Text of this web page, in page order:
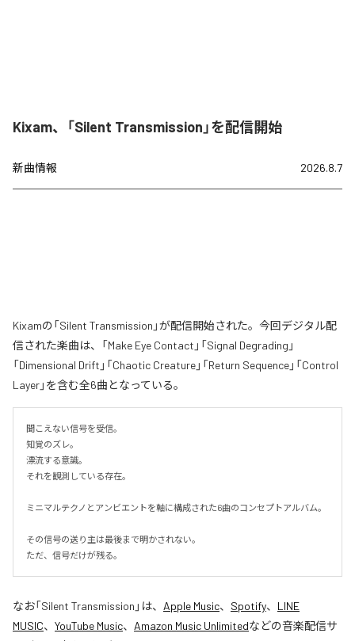
Kixam、「Silent Transmission」を配信開始
新曲情報 2026.8.7
Kixamの「Silent Transmission」が配信開始された。今回デジタル配
信された楽曲は、「Make Eye Contact」「Signal Degrading」
「Dimensional Drift」「Chaotic Creature」「Return Sequence」「Control
Layer」を含む全6曲となっている。
聞こえない信号を受信。
知覚のズレ。
漂流する意識。
それを観測している存在。
ミニマルテクノとアンビエントを軸に構成された6曲のコンセプトアルバム。
その信号の送り主は最後まで明かされない。
ただ、信号だけが残る。
なお「Silent Transmission 」は、 Apple Music、 Spotify、 LINE
MUSIC、 YouTube Music、 Amazon Music Unlimitedなどの音楽配信サ